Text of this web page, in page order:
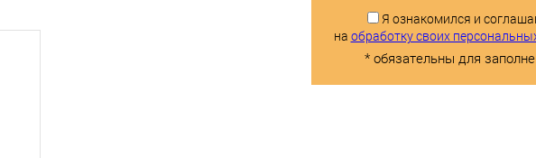
Я ознакомился и
на обработку своих
* обязательны для